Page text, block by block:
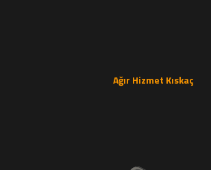
Ağır Hizmet Kıskaç